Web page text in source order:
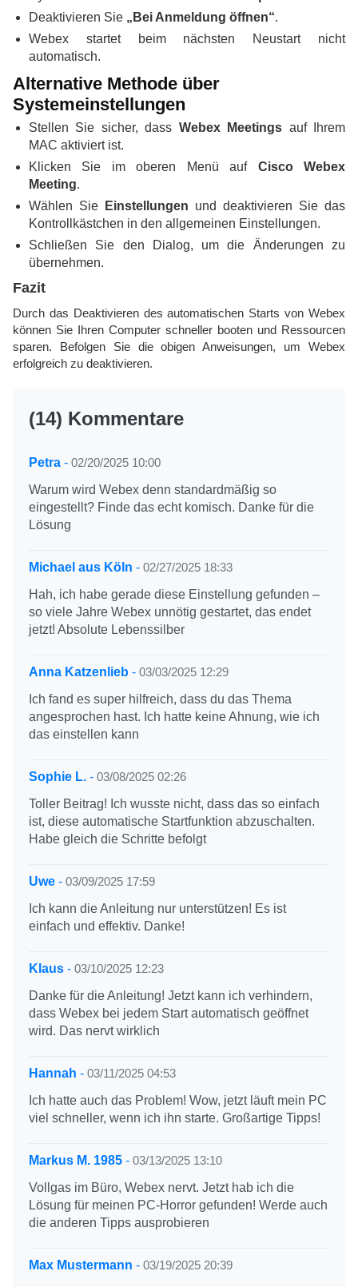
Deaktivieren Sie „Bei Anmeldung öffnen“.
Webex startet beim nächsten Neustart nicht
automatisch.
Alternative Methode über
Systemeinstellungen
Stellen Sie sicher, dass Webex Meetings auf Ihrem
MAC aktiviert ist.
Klicken Sie im oberen Menü auf Cisco Webex
Meeting.
Wählen Sie
Einstellungen und deaktivieren Sie das
Kontrollkästchen in den allgemeinen Einstellungen.
Schließen Sie den Dialog, um die Änderungen zu
übernehmen.
Fazit
Durch das Deaktivieren des automatischen Starts von Webex
können Sie Ihren Computer schneller booten und Ressourcen
sparen. Befolgen Sie die obigen Anweisungen, um Webex
erfolgreich zu deaktivieren.
(14) Kommentare
Petra - 02/20/2025 10:00
Warum wird Webex denn standardmäßig so
eingestellt? Finde das echt komisch. Danke für die
Lösung
Michael aus Köln - 02/27/2025 18:33
Hah, ich habe gerade diese Einstellung gefunden –
so viele Jahre Webex unnötig gestartet, das endet
jetzt! Absolute Lebenssilber
Anna Katzenlieb - 03/03/2025 12:29
Ich fand es super hilfreich, dass du das Thema
angesprochen hast. Ich hatte keine Ahnung, wie ich
das einstellen kann
Sophie L. - 03/08/2025 02:26
Toller Beitrag! Ich wusste nicht, dass das so einfach
ist, diese automatische Startfunktion abzuschalten.
Habe gleich die Schritte befolgt
Uwe - 03/09/2025 17:59
Ich kann die Anleitung nur unterstützen! Es ist
einfach und effektiv. Danke!
Klaus - 03/10/2025 12:23
Danke für die Anleitung! Jetzt kann ich verhindern,
dass Webex bei jedem Start automatisch geöffnet
wird. Das nervt wirklich
Hannah - 03/11/2025 04:53
Ich hatte auch das Problem! Wow, jetzt läuft mein PC
viel schneller, wenn ich ihn starte. Großartige Tipps!
Markus M. 1985 - 03/13/2025 13:10
Vollgas im Büro, Webex nervt. Jetzt hab ich die
Lösung für meinen PC-Horror gefunden! Werde auch
die anderen Tipps ausprobieren
Max Mustermann - 03/19/2025 20:39